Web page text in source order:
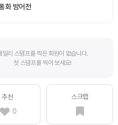
화 방어전
일리 스탬프를 찍은 회원이 없습니다.
첫 스탬프를 찍어 보세요!
추천
0
스크랩